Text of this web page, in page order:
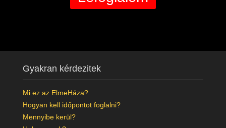
Gyakran kérdezitek
Mi ez az ElmeHáza?
Hogyan kell időpontot foglalni?
Mennyibe kerül?